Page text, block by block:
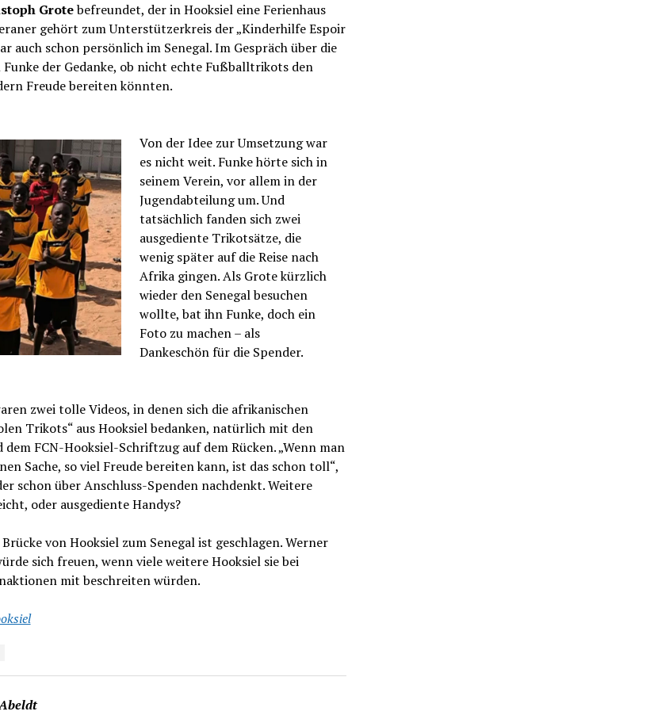
Grotebefreundet, der in Hooksiel eine Ferienhaus
gehört zum Unterstützerkreis der „Kinderhilfe Espoir
auch schon persönlich im Senegal. Im Gespräch über die
der Gedanke, ob nicht echte Fußballtrikots den
Freude bereiten könnten.
Von der Idee zur Umsetzung war
es nicht weit. Funke hörte sich in
seinem Verein, vor allem in der
Jugendabteilung um. Und
tatsächlich fanden sich zwei
ausgediente Trikotsätze, die
wenig später auf die Reise nach
Afrika gingen. Als Grote kürzlich
wieder den Senegal besuchen
wollte, bat ihn Funke, doch ein
Foto zu machen – als
Dankeschön für die Spender.
zwei tolle Videos, in denen sich die afrikanischen
Trikots“ aus Hooksiel bedanken, natürlich mit den
dem FCN-Hooksiel-Schriftzug auf dem Rücken. „Wenn man
Sache, so viel Freude bereiten kann, ist das schon toll“,
schon über Anschluss-Spenden nachdenkt. Weitere
oder ausgediente Handys?
von Hooksiel zum Senegal ist geschlagen. Werner
sich freuen, wenn viele weitere Hooksiel sie bei
mit beschreiten würden.